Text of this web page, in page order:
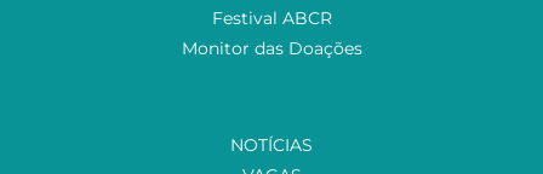
Festival ABCR
Monitor das Doações
NOTÍCIAS